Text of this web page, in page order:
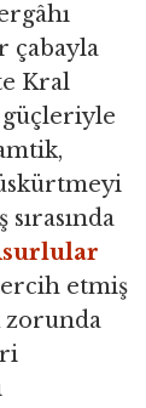
çabayla
Kral
güçleriyle
sırasında
etmiş
zorunda